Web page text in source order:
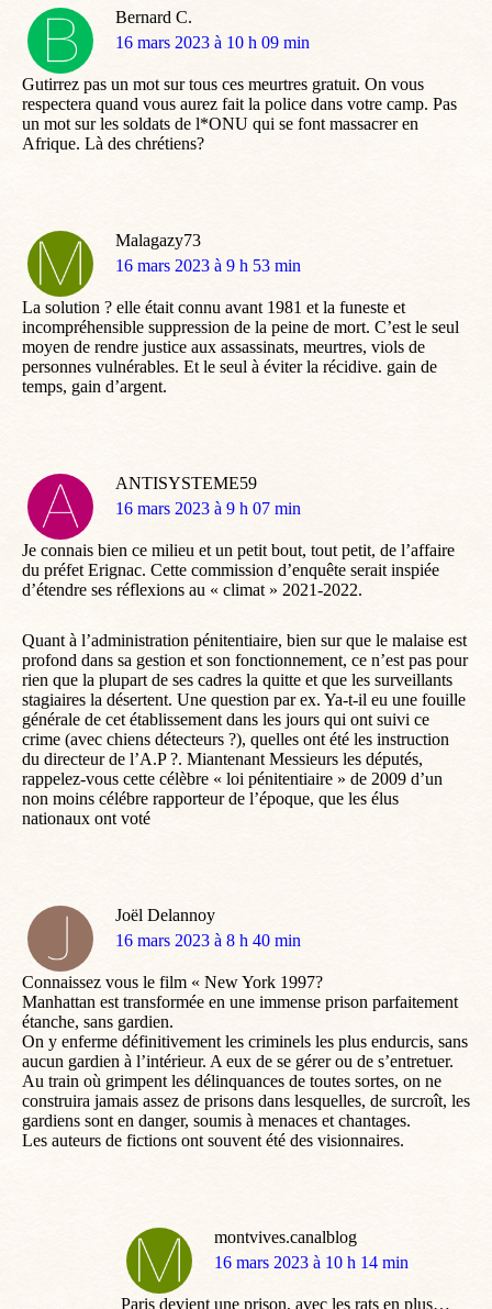
Bernard C.
dit
16 mars 2023 à 10 h 09 min
Gutirrez pas un mot sur tous ces meurtres gratuit. On vous
respectera quand vous aurez fait la police dans votre camp. Pas
un mot sur les soldats de l*ONU qui se font massacrer en
Afrique. Là des chrétiens?
Malagazy73
dit
16 mars 2023 à 9 h 53 min
La solution ? elle était connu avant 1981 et la funeste et
incompréhensible suppression de la peine de mort. C’est le seul
moyen de rendre justice aux assassinats, meurtres, viols de
personnes vulnérables. Et le seul à éviter la récidive. gain de
temps, gain d’argent.
ANTISYSTEME59
dit
16 mars 2023 à 9 h 07 min
Je connais bien ce milieu et un petit bout, tout petit, de l’affaire
du préfet Erignac. Cette commission d’enquête serait inspiée
d’étendre ses réflexions au « climat » 2021-2022.
Quant à l’administration pénitentiaire, bien sur que le malaise est
profond dans sa gestion et son fonctionnement, ce n’est pas pour
rien que la plupart de ses cadres la quitte et que les surveillants
stagiaires la désertent. Une question par ex. Ya-t-il eu une fouille
générale de cet établissement dans les jours qui ont suivi ce
crime (avec chiens détecteurs ?), quelles ont été les instruction
du directeur de l’A.P ?. Miantenant Messieurs les députés,
rappelez-vous cette célèbre « loi pénitentiaire » de 2009 d’un
non moins célébre rapporteur de l’époque, que les élus
nationaux ont voté
Joël Delannoy
dit
16 mars 2023 à 8 h 40 min
Connaissez vous le film « New York 1997?
Manhattan est transformée en une immense prison parfaitement
étanche, sans gardien.
On y enferme définitivement les criminels les plus endurcis, sans
aucun gardien à l’intérieur. A eux de se gérer ou de s’entretuer.
Au train où grimpent les délinquances de toutes sortes, on ne
construira jamais assez de prisons dans lesquelles, de surcroît, les
gardiens sont en danger, soumis à menaces et chantages.
Les auteurs de fictions ont souvent été des visionnaires.
montvives.canalblog
dit
16 mars 2023 à 10 h 14 min
Paris devient une prison, avec les rats en plus…